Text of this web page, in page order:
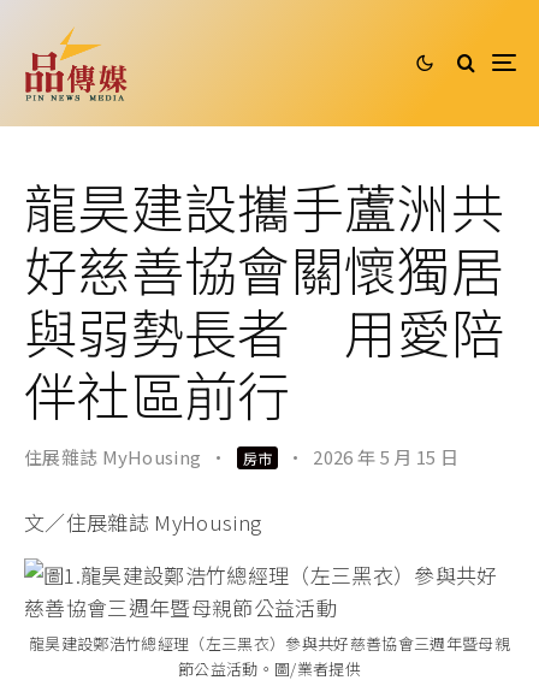
龍昊建設攜手蘆洲共
好慈善協會關懷獨居
與弱勢長者 用愛陪
伴社區前行
住展雜誌 MyHousing · 房市 · 2026 年 5 月 15 日
文／住展雜誌 MyHousing
龍昊建設鄭浩竹總經理（左三黑衣）參與共好慈善協會三週年暨母親
節公益活動。圖/業者提供